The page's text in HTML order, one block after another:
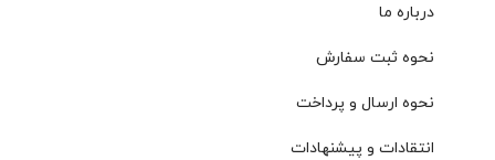
درباره ما
نحوه ثبت سفارش
نحوه ارسال و پرداخت
انتقادات و پیشنهادات